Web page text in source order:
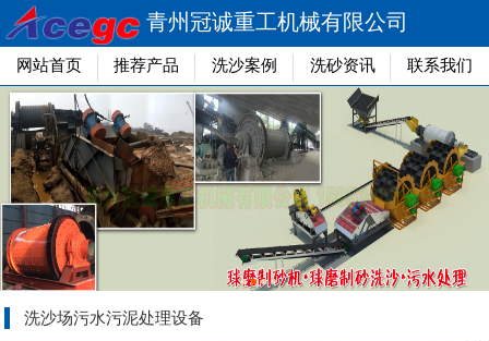
青州冠诚重工机械有限公司
网站首页 推荐产品 洗沙案例 洗砂资讯 联系我们
洗沙场污水污泥处理设备